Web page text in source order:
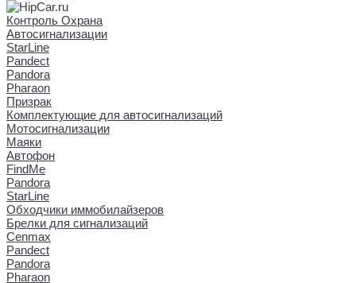
Контроль Охрана
Автосигнализации
StarLine
Pandect
Pandora
Pharaon
Призрак
Комплектующие для автосигнализаций
Мотосигнализации
Маяки
Автофон
FindMe
Pandora
StarLine
Обходчики иммобилайзеров
Брелки для сигнализаций
Cenmax
Pandect
Pandora
Pharaon